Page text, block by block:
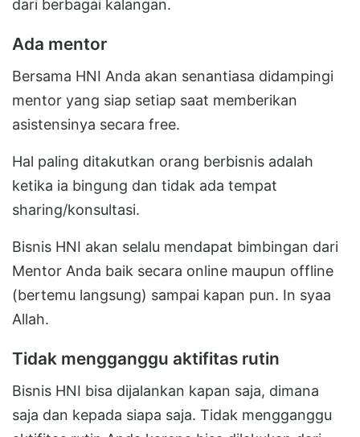
dari berbagai kalangan.
Ada mentor
Bersama HNI Anda akan senantiasa didampingi
mentor yang siap setiap saat memberikan
asistensinya secara free.
Hal paling ditakutkan orang berbisnis adalah
ketika ia bingung dan tidak ada tempat
sharing/konsultasi.
Bisnis HNI akan selalu mendapat bimbingan dari
Mentor Anda baik secara online maupun offline
(bertemu langsung) sampai kapan pun. In syaa
Allah.
Tidak mengganggu aktifitas rutin
Bisnis HNI bisa dijalankan kapan saja, dimana
saja dan kepada siapa saja. Tidak mengganggu